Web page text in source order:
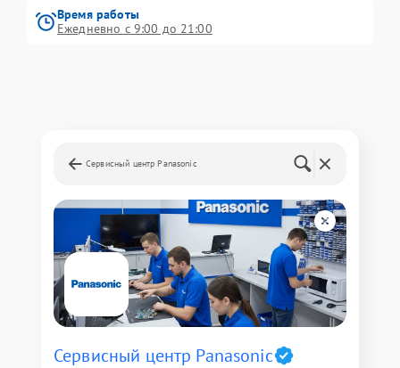
Время работы
Ежедневно с 9:00 до 21:00
Сервисный центр Panasonic
Сервисный центр Panasonic